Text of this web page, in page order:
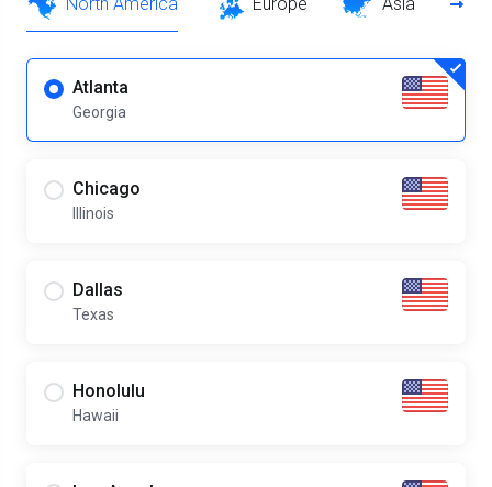
Atlanta
Georgia
Chicago
Illinois
Dallas
Texas
Honolulu
Hawaii